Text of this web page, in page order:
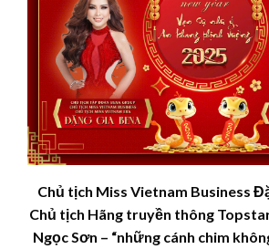
Chủ tịch Miss Vietnam Business
Chủ tịch Hãng truyền thông
Ngọc Sơn – “những cánh chim